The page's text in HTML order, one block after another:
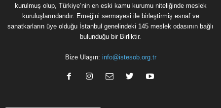
kurulmuş olup, Türkiye’nin en eski kamu kurumu niteliğinde meslek
kuruluşlarındandır. Emeğini sermayesi ile birleştirmiş esnaf ve
sanatkarların üye olduğu İstanbul genelindeki 145 meslek odasının bağlı
bulunduğu bir Birliktir.
Bize Ulaşın: info@istesob.org.tr